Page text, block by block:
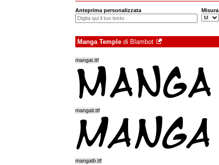
Anteprima personalizzata Misura
Manga Temple di Blambot
mangat.ttf
mangati.ttf
mangatb.ttf